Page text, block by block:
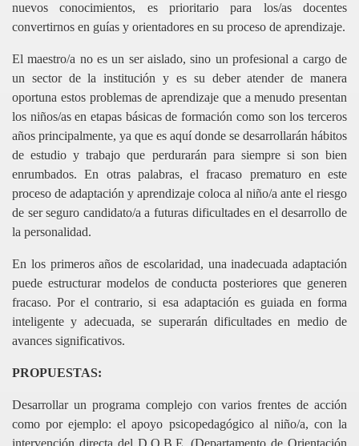
nuevos conocimientos, es prioritario para los/as docentes
convertirnos en guías y orientadores en su proceso de aprendizaje.
El maestro/a no es un ser aislado, sino un profesional a cargo de
un sector de la institución y es su deber atender de manera
oportuna estos problemas de aprendizaje que a menudo presentan
los niños/as en etapas básicas de formación como son los terceros
años principalmente, ya que es aquí donde se desarrollarán hábitos
de estudio y trabajo que perdurarán para siempre si son bien
enrumbados. En otras palabras, el fracaso prematuro en este
proceso de adaptación y aprendizaje coloca al niño/a ante el riesgo
de ser seguro candidato/a a futuras dificultades en el desarrollo de
la personalidad.
En los primeros años de escolaridad, una inadecuada adaptación
puede estructurar modelos de conducta posteriores que generen
fracaso. Por el contrario, si esa adaptación es guiada en forma
inteligente y adecuada, se superarán dificultades en medio de
avances significativos.
PROPUESTAS:
Desarrollar un programa complejo con varios frentes de acción
como por ejemplo: el apoyo psicopedagógico al niño/a, con la
intervención directa del D.O.B.E. (Departamento de Orientación